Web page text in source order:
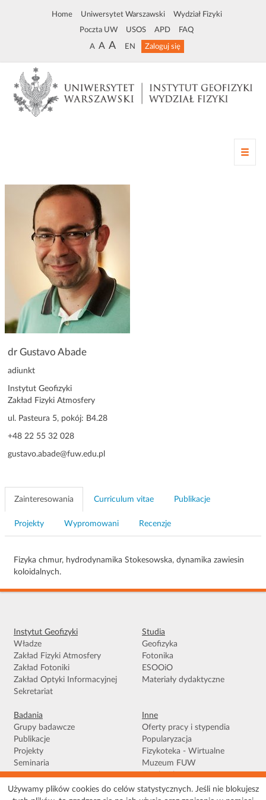
Home Uniwersytet Warszawski Wydział Fizyki
Poczta UW USOS APD FAQ
A A A EN Zaloguj się
Z
m
dr Gustavo Abade
adiunkt
Instytut Geofizyki
Zakład Fizyki Atmosfery
ul. Pasteura 5, pokój: B4.28
+48 22 55 32 028
gustavo.abade@fuw.edu.pl
Zainteresowania Curriculum vitae Publikacje
Projekty Wypromowani Recenzje
Fizyka chmur, hydrodynamika Stokesowska, dynamika zawiesin
koloidalnych.
Instytut Geofizyki
Władze
Zakład Fizyki Atmosfery
Zakład Fotoniki
Zakład Optyki Informacyjnej
Sekretariat
Studia
Geofizyka
Fotonika
ESOOiO
Materiały dydaktyczne
Badania
Grupy badawcze
Publikacje
Projekty
Seminaria
Inne
Oferty pracy i stypendia
Popularyzacja
Fizykoteka - Wirtualne
Muzeum FUW
Używamy plików cookies do celów statystycznych. Jeśli nie blokujesz